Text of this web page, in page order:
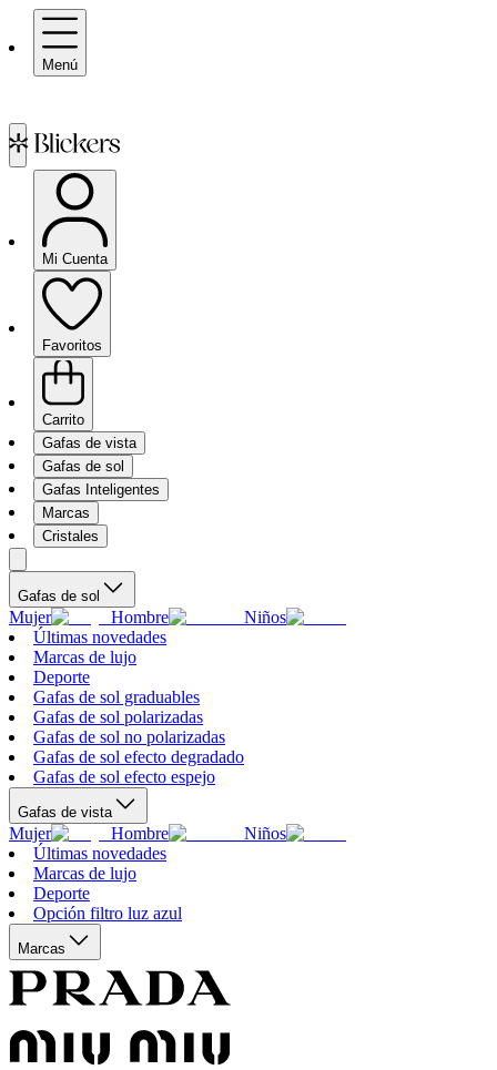
Menú
Mi Cuenta
Favoritos
Carrito
Gafas de vista
Gafas de sol
Gafas Inteligentes
Marcas
Cristales
Gafas de sol
Mujer Hombre
Niños
Últimas novedades
Marcas de lujo
Deporte
Gafas de sol graduables
Gafas de sol polarizadas
Gafas de sol no polarizadas
Gafas de sol efecto degradado
Gafas de sol efecto espejo
Gafas de vista
Mujer Hombre
Niños
Últimas novedades
Marcas de lujo
Deporte
Opción filtro luz azul
Marcas